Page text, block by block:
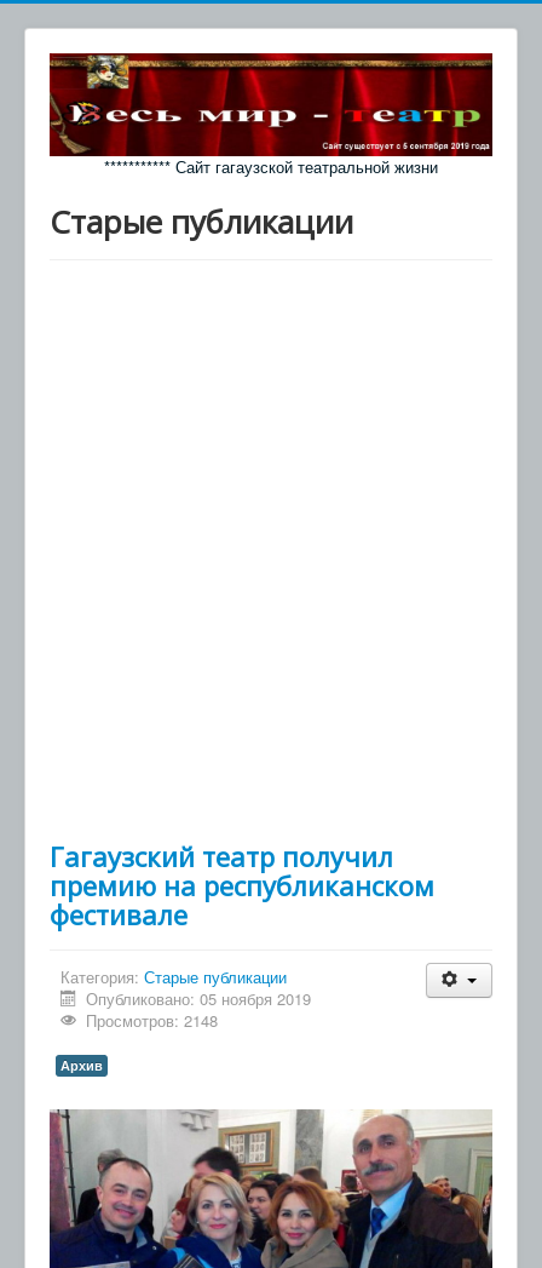
*********** Сайт гагаузской театральной жизни
Старые публикации
Гагаузский театр получил
премию на республиканском
фестивале
Категория: Старые публикации
Опубликовано: 05 ноября 2019
Просмотров: 2148
Архив